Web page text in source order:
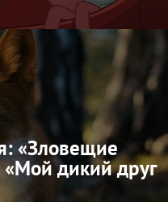
«Зловещие
дикий друг